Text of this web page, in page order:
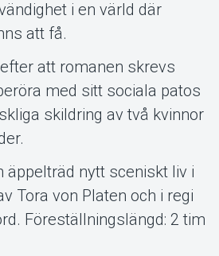
i en värld där
att få.
att romanen skrevs
med sitt sociala patos
skildring av två kvinnor
äppelträd nytt sceniskt liv i
Tora von Platen och i regi
Föreställningslängd: 2 tim